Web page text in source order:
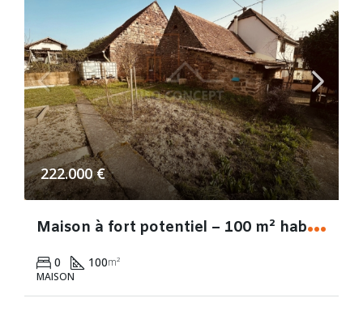
222.000 €
M
aison à fort potentiel – 100 m² habitables + dépendances
0 100m²
MAISON